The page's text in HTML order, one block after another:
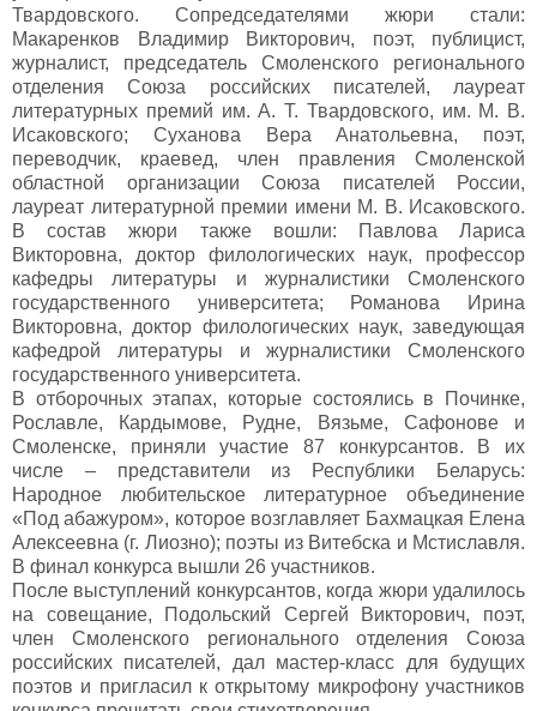
Твардовского. Сопредседателями жюри стали:
Макаренков Владимир Викторович, поэт, публицист,
журналист, председатель Смоленского регионального
отделения Союза российских писателей, лауреат
литературных премий им. А. Т. Твардовского, им. М. В.
Исаковского; Суханова Вера Анатольевна, поэт,
переводчик, краевед, член правления Смоленской
областной организации Союза писателей России,
лауреат литературной премии имени М. В. Исаковского.
В состав жюри также вошли: Павлова Лариса
Викторовна, доктор филологических наук, профессор
кафедры литературы и журналистики Смоленского
государственного университета; Романова Ирина
Викторовна, доктор филологических наук, заведующая
кафедрой литературы и журналистики Смоленского
государственного университета.
В отборочных этапах, которые состоялись в Починке,
Рославле, Кардымове, Рудне, Вязьме, Сафонове и
Смоленске, приняли участие 87 конкурсантов. В их
числе – представители из Республики Беларусь:
Народное любительское литературное объединение
«Под абажуром», которое возглавляет Бахмацкая Елена
Алексеевна (г. Лиозно); поэты из Витебска и Мстиславля.
В финал конкурса вышли 26 участников.
После выступлений конкурсантов, когда жюри удалилось
на совещание, Подольский Сергей Викторович, поэт,
член Смоленского регионального отделения Союза
российских писателей, дал мастер-класс для будущих
поэтов и пригласил к открытому микрофону участников